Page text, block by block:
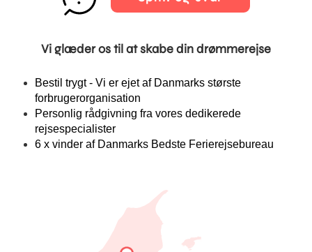
Vi glæder os til at skabe din drømmerejse
Bestil trygt - Vi er ejet af Danmarks største
forbrugerorganisation
Personlig rådgivning fra vores dedikerede
rejsespecialister
6 x vinder af Danmarks Bedste Ferierejsebureau